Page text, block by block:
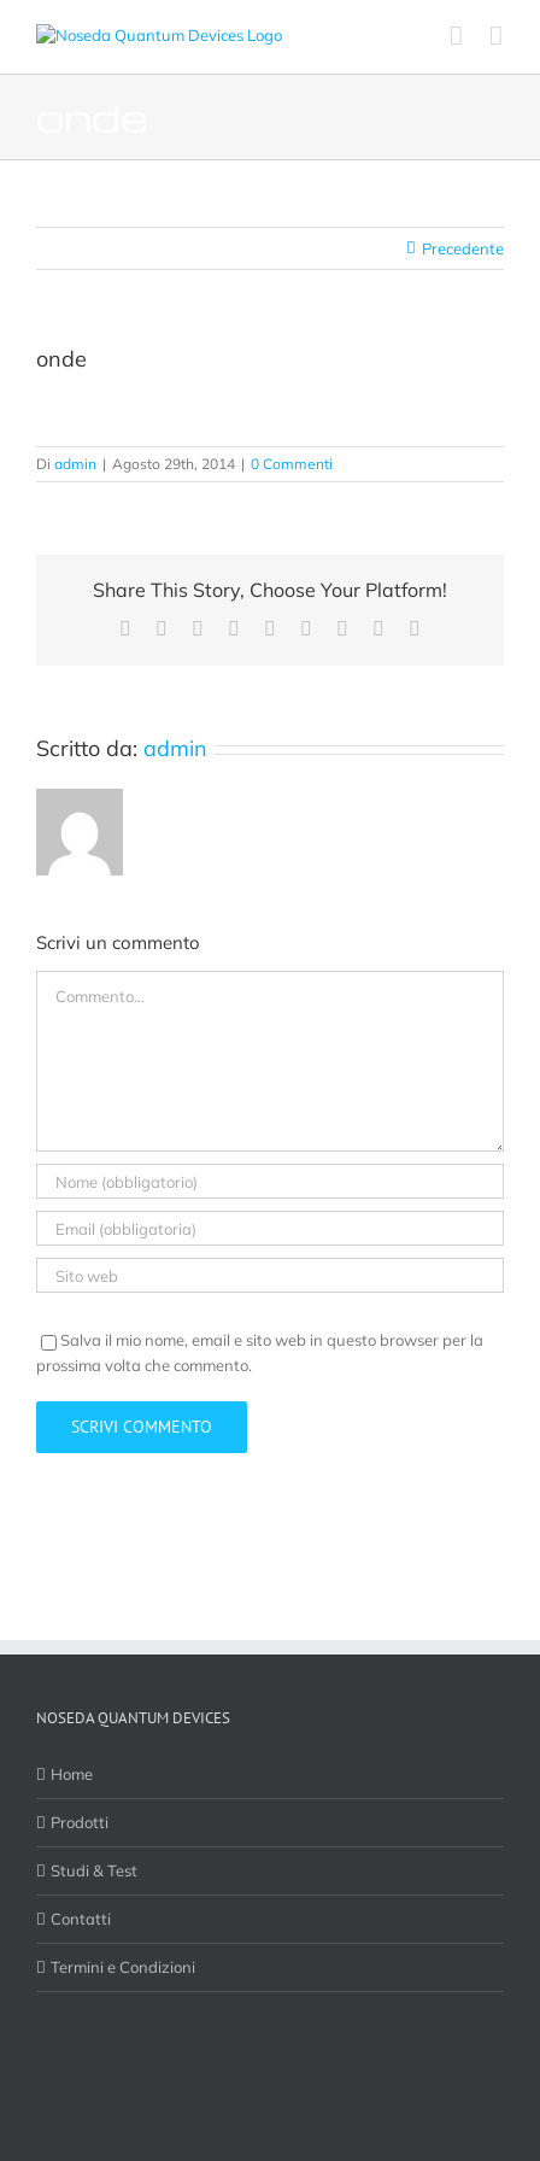
Precedente
onde
Di admin | Agosto 29th, 2014 | 0 Commenti
Share This Story, Choose Your Platform!
Facebook Reddit LinkedInWhatsApp
TumblrPinterest
Scritto da: admin
Scrivi un commento
Salva il mio nome, email e sito web in questo browser per la
prossima volta che commento.
NOSEDA QUANTUM DEVICES
Home
Prodotti
Studi & Test
Contatti
Termini e Condizioni